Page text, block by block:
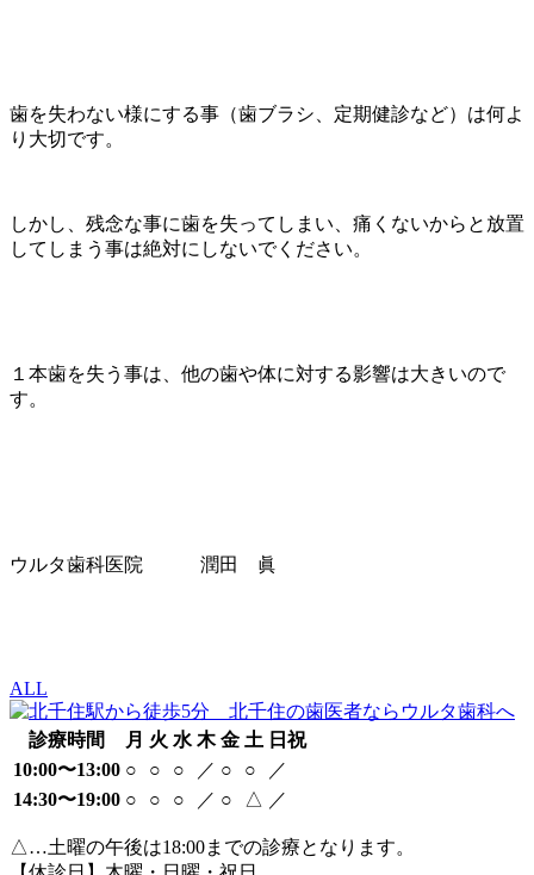
歯を失わない様にする事（歯ブラシ、定期健診など）は何よ
り大切です。
しかし、残念な事に歯を失ってしまい、痛くないからと放置
してしまう事は絶対にしないでください。
１本歯を失う事は、他の歯や体に対する影響は大きいので
す。
ウルタ歯科医院 潤田 眞
ALL
診療時間 月 火 水 木 金 土 日祝
10:00〜13:00 ○ ○ ○ ／ ○ ○
／
14:30〜19:00 ○ ○ ○ ／ ○ △ ／
△…土曜の午後は18:00までの診療となります。